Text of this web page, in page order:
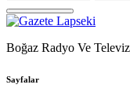
Boğaz Radyo Ve
Sayfalar